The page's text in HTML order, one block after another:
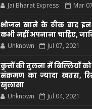
Jai Bharat Express Mar
भोजन खाने के ठीक बाद
कभी नहीं अपनाना चाहिए,
Unknown Jul 07, 2021
कुत्तों की तुलना में बिल्लियों
संक्रमण का ज्यादा खतरा,
खुलासा
Unknown Jul 04, 2021